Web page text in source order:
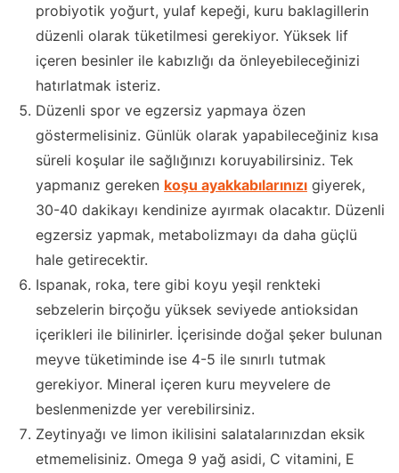
probiyotik yoğurt, yulaf kepeği, kuru baklagillerin
düzenli olarak tüketilmesi gerekiyor. Yüksek lif
içeren besinler ile kabızlığı da önleyebileceğinizi
hatırlatmak isteriz.
Düzenli spor ve egzersiz yapmaya özen
göstermelisiniz. Günlük olarak yapabileceğiniz kısa
süreli koşular ile sağlığınızı koruyabilirsiniz. Tek
yapmanız gereken koşu ayakkabılarınızı giyerek,
30-40 dakikayı kendinize ayırmak olacaktır. Düzenli
egzersiz yapmak, metabolizmayı da daha güçlü
hale getirecektir.
Ispanak, roka, tere gibi koyu yeşil renkteki
sebzelerin birçoğu yüksek seviyede antioksidan
içerikleri ile bilinirler. İçerisinde doğal şeker bulunan
meyve tüketiminde ise 4-5 ile sınırlı tutmak
gerekiyor. Mineral içeren kuru meyvelere de
beslenmenizde yer verebilirsiniz.
Zeytinyağı ve limon ikilisini salatalarınızdan eksik
etmemelisiniz. Omega 9 yağ asidi, C vitamini, E